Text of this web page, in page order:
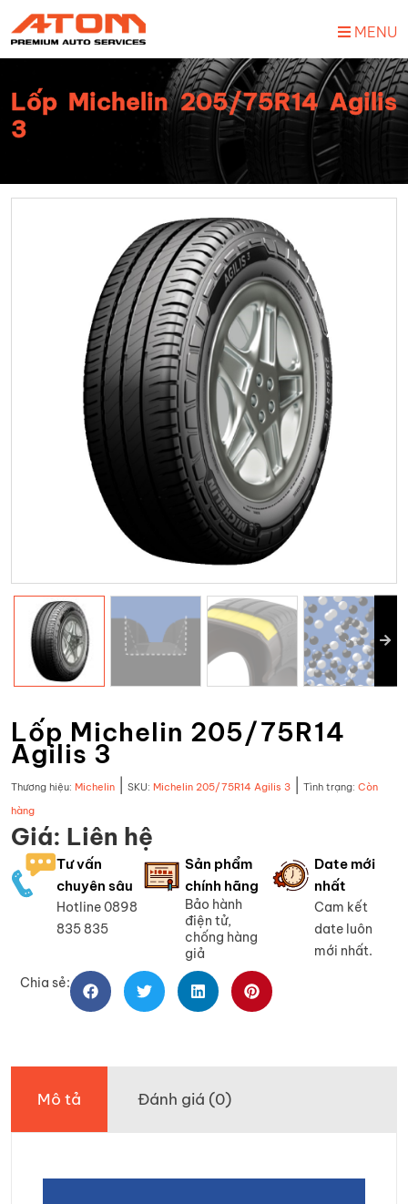
MENU
Lốp Michelin 205/75R14 Agilis
3
Lốp Michelin 205/75R14
Agilis 3
Thương hiệu: Michelin SKU: Michelin 205/75R14 Agilis 3 Tình trạng: Còn
hàng
Giá: Liên hệ
Tư vấn
chuyên sâu
Hotline 0898
835 835
Sản phẩm
chính hãng
Bảo hành
điện tử,
chống hàng
giả
Date mới
nhất
Cam kết
date luôn
mới nhất.
Chia sẻ:
Mô tả Đánh giá (0)